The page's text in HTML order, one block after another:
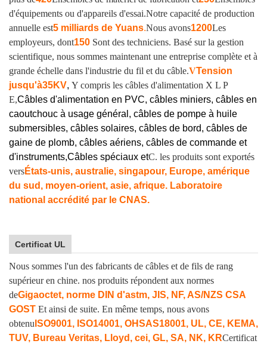
d'équipements ou d'appareils d'essai.Notre capacité de production
annuelle est5 milliards de Yuans.Nous avons1200Les
employeurs, dont150 Sont des techniciens. Basé sur la gestion
scientifique, nous sommes maintenant une entreprise complète et à
grande échelle dans l'industrie du fil et du câble.VTension
jusqu'à35KV, Y compris les câbles d'alimentation X L P
E,Câbles d'alimentation en PVC, câbles miniers, câbles en
caoutchouc à usage général, câbles de pompe à huile
submersibles, câbles solaires, câbles de bord, câbles de
gaine de plomb, câbles aériens, câbles de commande et
d'instruments,Câbles spéciaux etC. les produits sont exportés
versÉtats-unis, australie, singapour, Europe, amérique
du sud, moyen-orient, asie, afrique. Laboratoire
national accrédité par le CNAS.
Certificat UL
Nous sommes l'un des fabricants de câbles et de fils de rang
supérieur en chine. nos produits répondent aux normes
deGigaoctet, norme DIN d'astm, JIS, NF, AS/NZS CSA
GOST Et ainsi de suite. En même temps, nous avons
obtenu ISO9001, ISO14001, OHSAS18001, UL, CE, KEMA,
TUV, Bureau Veritas, Lloyd, cei, GL, SA, NK, KRCertificat